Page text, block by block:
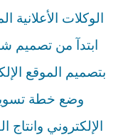
الوكلات
ابتدآ من تصميم
بتصميم الموقع
وضع خطة
الإلكتروني